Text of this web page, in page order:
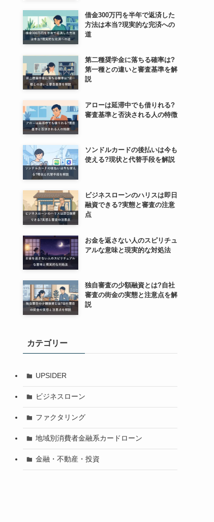
借金300万円を半年で返済した
方法は本当?現実的な完済への
道
第二種奨学金に落ちる確率は?
第一種との違いと審査基準を解
説
アローは延滞中でも借りれる?
審査基準と否決される人の特徴
ソンドルカードの後払いは今も
使える?現状と代替手段を解説
ビジネスローンのハリスは即日
融資できる?実態と審査の注意
点
お金を返さない人のスピリチュ
アルな意味と現実的な対処法
独自審査の少額融資とは?自社
審査の街金の実態と注意点を解
説
カテゴリー
UPSIDER
ビジネスローン
ファクタリング
地域別消費者金融系カードローン
金融・不動産・投資